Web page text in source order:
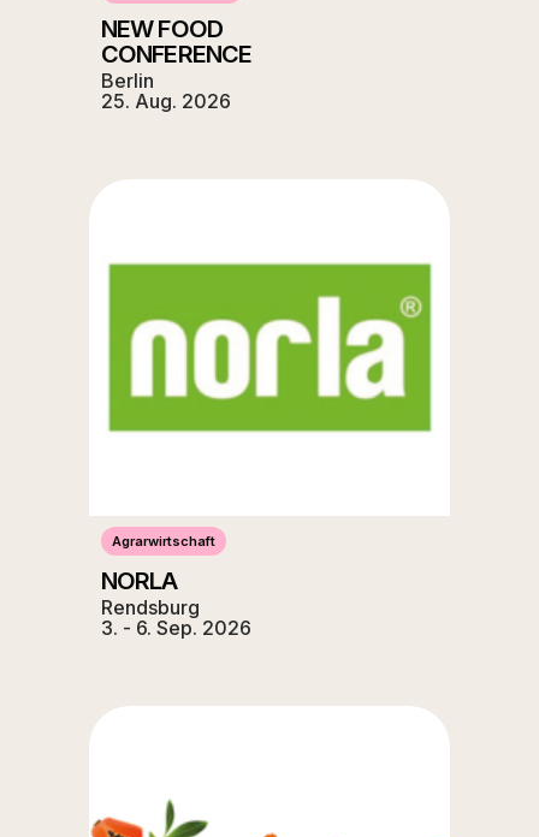
NEW FOOD
CONFERENCE
Berlin
25. Aug. 2026
Agrarwirtschaft
NORLA
Rendsburg
3. - 6. Sep. 2026